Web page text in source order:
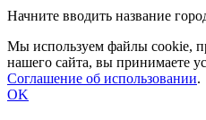
Начните вводить название
Мы используем файлы cookie,
нашего сайта, вы принимаете
Соглашение об использовании.
OK